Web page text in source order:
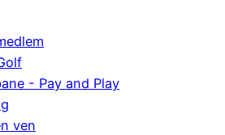
- Pay and Play
ven